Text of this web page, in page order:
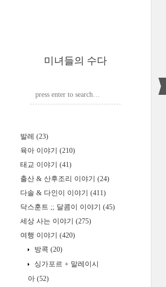
미녀들의 수다
발레 (23)
육아 이야기 (210)
태교 이야기 (41)
출산 & 산후조리 이야기 (24)
다솔 & 다인이 이야기 (411)
닥스훈트 ;; 달콤이 이야기 (45)
세상 사는 이야기 (275)
여행 이야기 (420)
방콕 (20)
싱가포르 + 말레이시
아 (52)